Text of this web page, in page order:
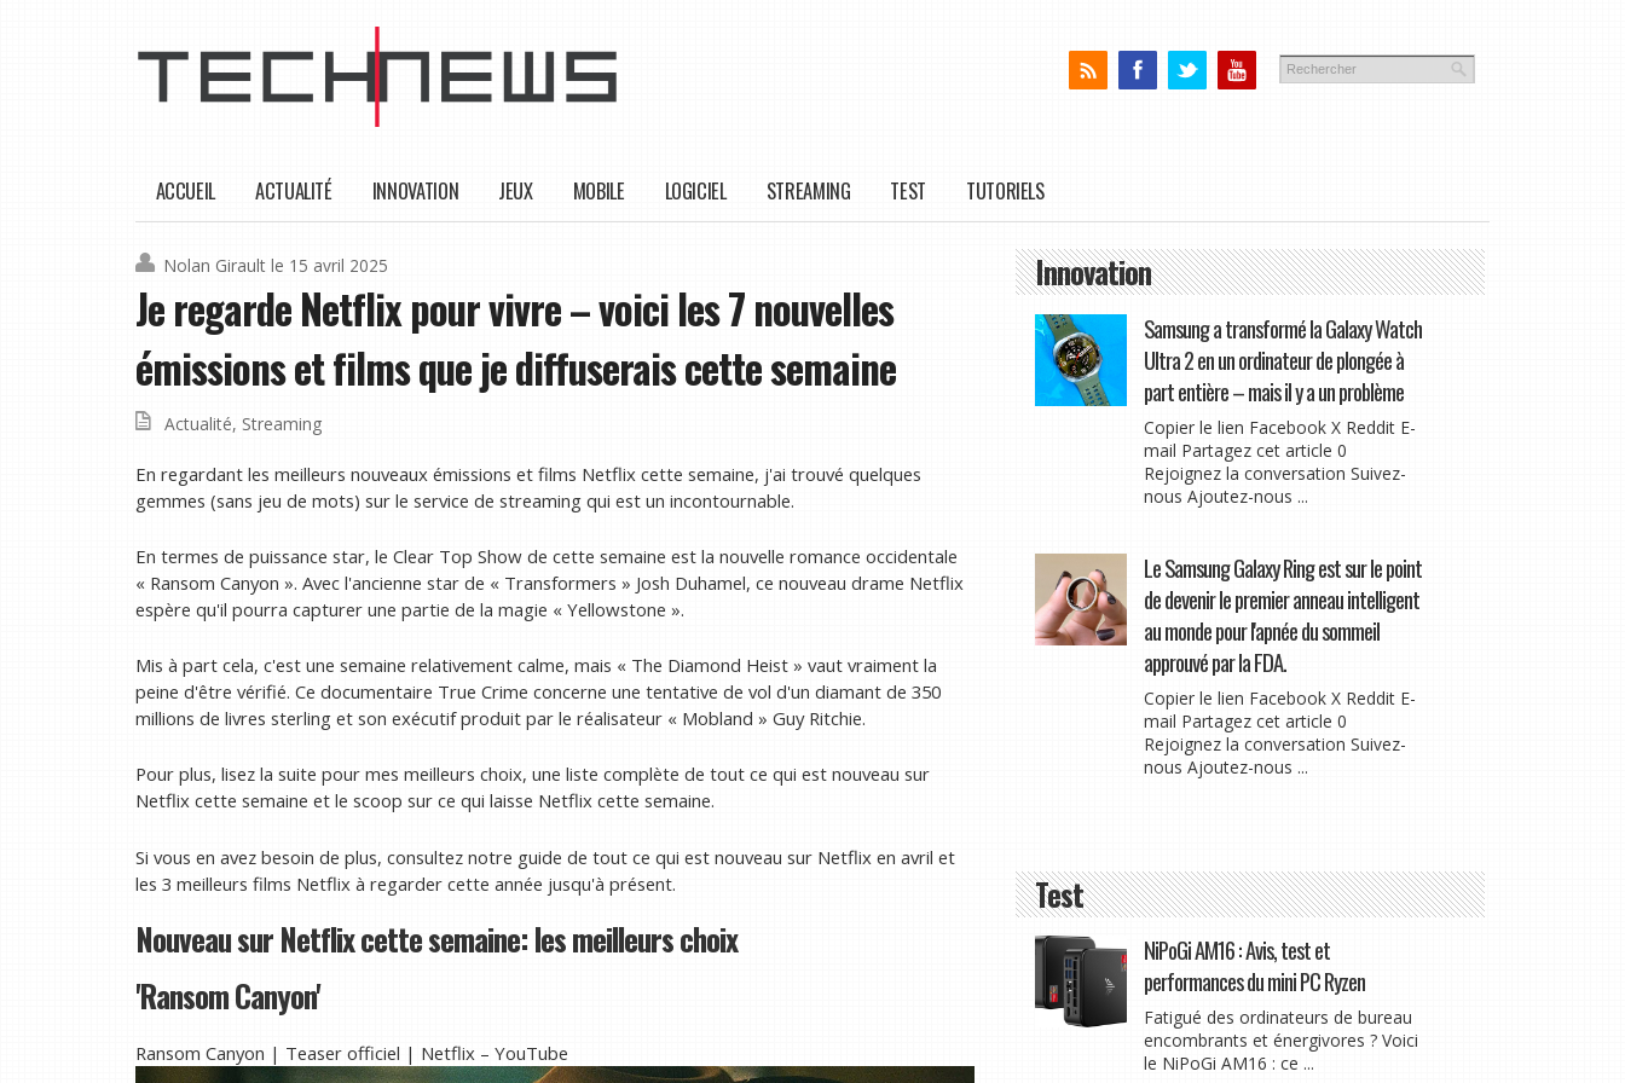
ACCUEIL ACTUALITÉ INNOVATION JEUX MOBILE LOGICIEL STREAMING TEST TUTORIELS
Nolan Girault le 15 avril 2025
Je regarde Netflix pour vivre – voici les 7 nouvelles
émissions et films que je diffuserais cette semaine
Actualité, Streaming
En regardant les meilleurs nouveaux émissions et films Netflix cette semaine, j'ai trouvé quelques
gemmes (sans jeu de mots) sur le service de streaming qui est un incontournable.
En termes de puissance star, le Clear Top Show de cette semaine est la nouvelle romance occidentale
« Ransom Canyon ». Avec l'ancienne star de « Transformers » Josh Duhamel, ce nouveau drame Netflix
espère qu'il pourra capturer une partie de la magie « Yellowstone ».
Mis à part cela, c'est une semaine relativement calme, mais « The Diamond Heist » vaut vraiment la
peine d'être vérifié. Ce documentaire True Crime concerne une tentative de vol d'un diamant de 350
millions de livres sterling et son exécutif produit par le réalisateur « Mobland » Guy Ritchie.
Pour plus, lisez la suite pour mes meilleurs choix, une liste complète de tout ce qui est nouveau sur
Netflix cette semaine et le scoop sur ce qui laisse Netflix cette semaine.
Si vous en avez besoin de plus, consultez notre guide de tout ce qui est nouveau sur Netflix en avril et
les 3 meilleurs films Netflix à regarder cette année jusqu'à présent.
Nouveau sur Netflix cette semaine: les meilleurs choix
'Ransom Canyon'
Ransom Canyon | Teaser officiel | Netflix – YouTube
Innovation
Samsung a transformé la Galaxy Watch
Ultra 2 en un ordinateur de plongée à
part entière – mais il y a un problème
Copier le lien Facebook X Reddit E-
mail Partagez cet article 0
Rejoignez la conversation Suivez-
nous Ajoutez-nous ...
Le Samsung Galaxy Ring est sur le point
de devenir le premier anneau intelligent
au monde pour l'apnée du sommeil
approuvé par la FDA.
Copier le lien Facebook X Reddit E-
mail Partagez cet article 0
Rejoignez la conversation Suivez-
nous Ajoutez-nous ...
Test
NiPoGi AM16 : Avis, test et
performances du mini PC Ryzen
Fatigué des ordinateurs de bureau
encombrants et énergivores ? Voici
le NiPoGi AM16 : ce ...